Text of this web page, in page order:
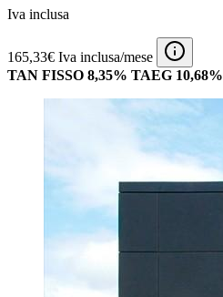
Iva inclusa
165,33€ Iva inclusa/mese
TAN FISSO 8,35% TAEG 10,68%